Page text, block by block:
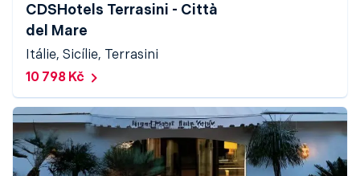
CDSHotels Terrasini - Città
del Mare
Itálie, Sicílie, Terrasini
10 798 Kč